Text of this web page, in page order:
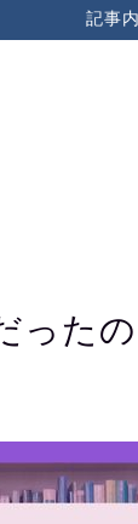
記事
った